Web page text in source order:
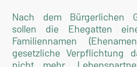
Nach dem Bürgerlichen
sollen die Ehegatten
Familiennamen
gesetzliche Verpflichtung